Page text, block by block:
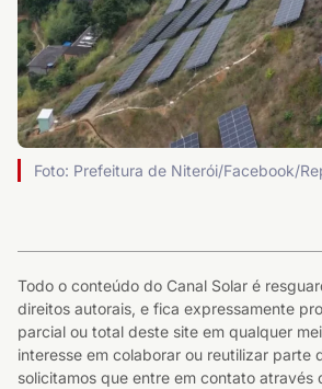
Foto: Prefeitura de Niterói/Facebook/
Todo o conteúdo do Canal Solar é
direitos autorais, e fica expressamente
parcial ou total deste site em qualquer
interesse em colaborar ou reutilizar parte
solicitamos que entre em contato através